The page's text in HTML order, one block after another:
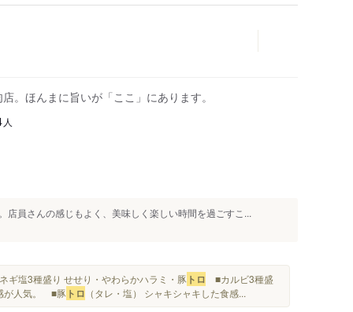
。ほんまに旨いが「ここ」にあります。
人
店員さんの感じもよく、美味しく楽しい時間を過ごすこ...
ギ塩3種盛り せせり・やわらかハラミ・豚 トロ ■カルビ3種盛
が人気。 ■豚 トロ （タレ・塩） シャキシャキした食感...